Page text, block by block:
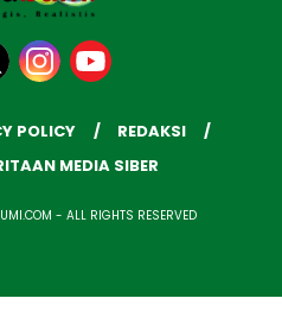
POLICY
REDAKSI
MEDIA SIBER
- ALL RIGHTS RESERVED